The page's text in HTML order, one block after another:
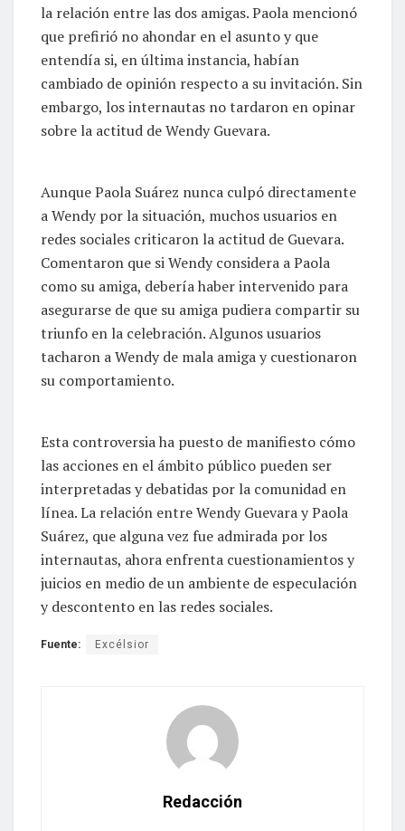
la relación entre las dos amigas. Paola mencionó
que prefirió no ahondar en el asunto y que
entendía si, en última instancia, habían
cambiado de opinión respecto a su invitación. Sin
embargo, los internautas no tardaron en opinar
sobre la actitud de Wendy Guevara.
Aunque Paola Suárez nunca culpó directamente
a Wendy por la situación, muchos usuarios en
redes sociales criticaron la actitud de Guevara.
Comentaron que si Wendy considera a Paola
como su amiga, debería haber intervenido para
asegurarse de que su amiga pudiera compartir su
triunfo en la celebración. Algunos usuarios
tacharon a Wendy de mala amiga y cuestionaron
su comportamiento.
Esta controversia ha puesto de manifiesto cómo
las acciones en el ámbito público pueden ser
interpretadas y debatidas por la comunidad en
línea. La relación entre Wendy Guevara y Paola
Suárez, que alguna vez fue admirada por los
internautas, ahora enfrenta cuestionamientos y
juicios en medio de un ambiente de especulación
y descontento en las redes sociales.
Fuente: Excélsior
Redacción